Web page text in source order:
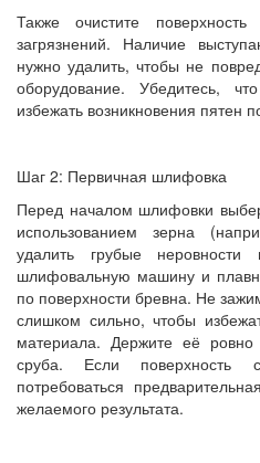
Также очистите
загрязнений. Наличие
нужно удалить, чтобы не
оборудование. Убедитесь,
избежать возникновения пятен
Шаг 2: Первичная шлифовка
Перед началом шлифовки
использованием зерна
удалить грубые
шлифовальную машину и
по поверхности бревна. Не
слишком сильно, чтобы
материала. Держите её ровно
сруба. Если поверхность
потребоваться
желаемого результата.